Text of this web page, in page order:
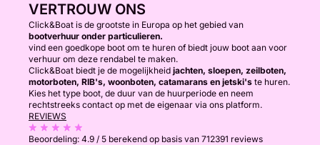
VERTROUW ONS
Click&Boat is de grootste in Europa op het gebied van
bootverhuur onder particulieren.
vind een goedkope boot om te huren of biedt jouw boot aan voor
verhuur om deze rendabel te maken.
Click&Boat biedt je de mogelijkheid jachten, sloepen, zeilboten,
motorboten, RIB's, woonboten, catamarans en jetski's te huren.
Kies het type boot, de duur van de huurperiode en neem
rechtstreeks contact op met de eigenaar via ons platform.
REVIEWS
Beoordeling: 4.9 / 5 berekend op basis van 712391 reviews